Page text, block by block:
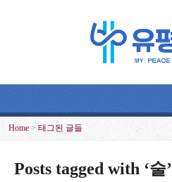
Home >태그된 글들
Posts tagged with ‘술’